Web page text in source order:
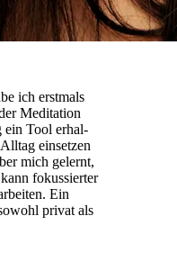
ich erst­mals
Medi­ta­tion
ein Tool erhal­
ein­set­zen
mich gelernt,
fokus­sier­ter
Ein
privat als